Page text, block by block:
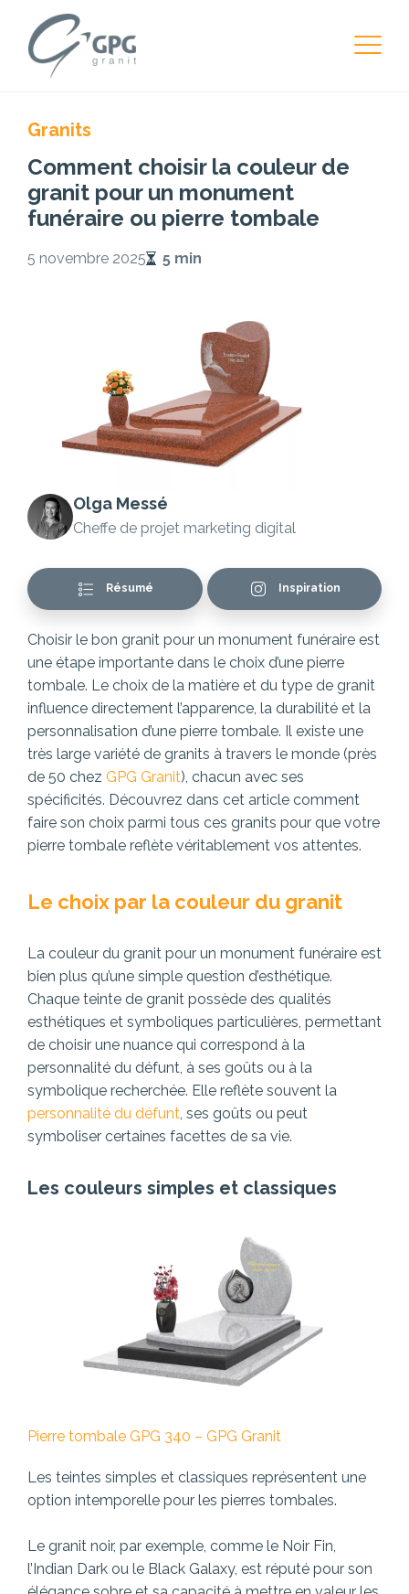
Granits
Comment choisir la couleur de
granit pour un monument
funéraire ou pierre tombale
5 novembre 2025 5 min
Choisir le bon granit pour un monument funéraire est
une étape importante dans le choix d’une pierre
tombale. Le choix de la matière et du type de granit
influence directement l’apparence, la durabilité et la
personnalisation d’une pierre tombale. Il existe une
très large variété de granits à travers le monde (près
de 50 chez GPG Granit), chacun avec ses
spécificités. Découvrez dans cet article comment
faire son choix parmi tous ces granits pour que votre
pierre tombale reflète véritablement vos attentes.
Le choix par la couleur du granit
La couleur du granit pour un monument funéraire est
bien plus qu’une simple question d’esthétique.
Chaque teinte de granit possède des qualités
esthétiques et symboliques particulières, permettant
de choisir une nuance qui correspond à la
personnalité du défunt, à ses goûts ou à la
symbolique recherchée. Elle reflète souvent la
personnalité du défunt, ses goûts ou peut
symboliser certaines facettes de sa vie.
Les couleurs simples et classiques
Pierre tombale GPG 340 – GPG Granit
Les teintes simples et classiques représentent une
option intemporelle pour les pierres tombales.
Le granit noir, par exemple, comme le Noir Fin,
l’Indian Dark ou le Black Galaxy, est réputé pour son
Olga Messé
Cheffe de projet marketing digital
Résumé Inspiration